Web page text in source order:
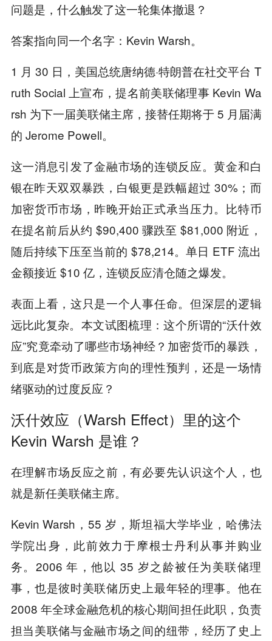
问题是，什么触发了这一轮集体撤退？
答案指向同一个名字：Kevin Warsh。
1 月 30 日，美国总统唐纳德·特朗普在社交平台 T
ruth Social 上宣布，提名前美联储理事 Kevin Wa
rsh 为下一届美联储主席，接替任期将于 5 月届满
的 Jerome Powell。
这一消息引发了金融市场的连锁反应。黄金和白
银在昨天双双暴跌，白银更是跌幅超过 30%；而
加密货币市场，昨晚开始正式承当压力。比特币
在提名前后从约 $90,400 骤跌至 $81,000 附近，
随后持续下压至当前的 $78,214。单日 ETF 流出
金额接近 $10 亿，连锁反应清仓随之爆发。
表面上看，这只是一个人事任命。但深层的逻辑
远比此复杂。本文试图梳理：这个所谓的“沃什效
应”究竟牵动了哪些市场神经？加密货币的暴跌，
到底是对货币政策方向的理性预判，还是一场情
绪驱动的过度反应？
沃什效应（Warsh Effect）里的这个
Kevin Warsh 是谁？
在理解市场反应之前，有必要先认识这个人，也
就是新任美联储主席。
Kevin Warsh，55 岁，斯坦福大学毕业，哈佛法
学院出身，此前效力于摩根士丹利从事并购业
务。2006 年，他以 35 岁之龄被任为美联储理
事，也是彼时美联储历史上最年轻的理事。他在
2008 年全球金融危机的核心期间担任此职，负责
担当美联储与金融市场之间的纽带，经历了史上